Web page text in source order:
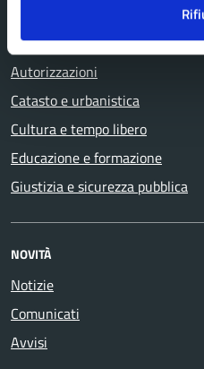
Appalti pubblici
Autorizzazioni
Catasto e urbanistica
Cultura e tempo libero
Educazione e formazione
Giustizia e sicurezza pubblica
NOVITÀ
Notizie
Comunicati
Avvisi